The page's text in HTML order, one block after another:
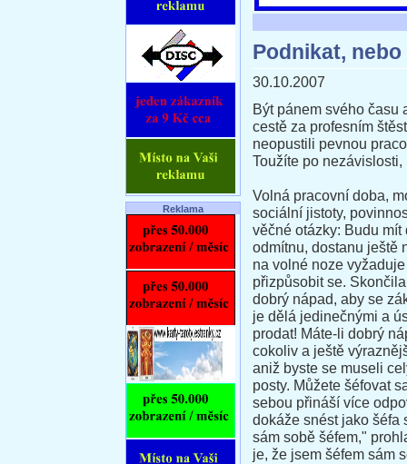
Reklama
Podnikat,
30.10.2007
Být pánem svého času
cestě za profesním
neopustili pevnou
Toužíte po
Volná pracovní doba,
sociální jistoty,
věčné otázky: Budu
odmítnu, dostanu ještě
na volné noze
přizpůsobit se.
dobrý nápad, aby se
je dělá jedinečnými a
prodat! Máte-li dobrý
cokoliv a ještě
aniž byste se museli
posty. Můžete šéfovat
sebou přináší více
dokáže snést jako šéfa
sám sobě šéfem,"
je, že jsem šéfem sám